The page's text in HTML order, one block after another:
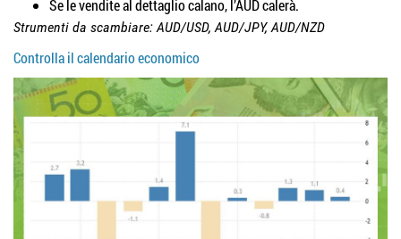
Se le vendite al dettaglio calano, l’AUD calerà.
Strumenti da scambiare: AUD/USD, AUD/JPY, AUD/NZD
Controlla il calendario economico